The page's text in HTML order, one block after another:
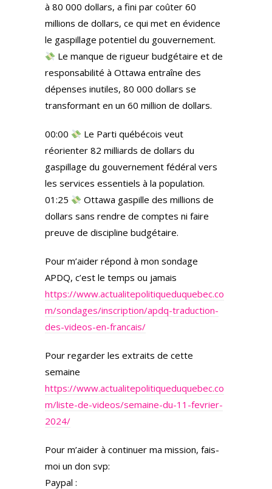
m
à 80 000 dollars, a fini par coûter 60
millions de dollars, ce qui met en évidence
le gaspillage potentiel du gouvernement.
Le manque de rigueur budgétaire et de
responsabilité à Ottawa entraîne des
dépenses inutiles, 80 000 dollars se
transformant en un 60 million de dollars.
00:00
Le Parti québécois veut
réorienter 82 milliards de dollars du
gaspillage du gouvernement fédéral vers
les services essentiels à la population.
01:25
Ottawa gaspille des millions de
dollars sans rendre de comptes ni faire
preuve de discipline budgétaire.
Pour m’aider répond à mon sondage
APDQ, c’est le temps ou jamais
https://www.actualitepolitiqueduquebec.co
m/sondages/inscription/apdq-traduction-
des-videos-en-francais/
Pour regarder les extraits de cette
semaine
https://www.actualitepolitiqueduquebec.co
m/liste-de-videos/semaine-du-11-fevrier-
2024/
Pour m’aider à continuer ma mission, fais-
moi un don svp:
Paypal :